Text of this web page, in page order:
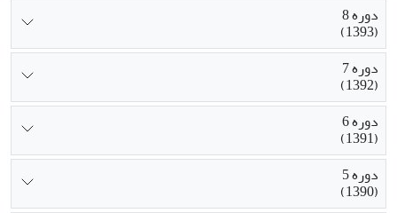
دوره 8
(1393)
دوره 7
(1392)
دوره 6
(1391)
دوره 5
(1390)